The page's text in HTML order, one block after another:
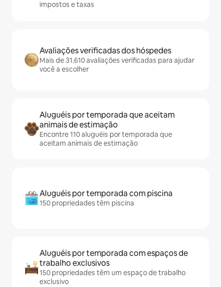
impostos e taxas
Avaliações verificadas dos hóspedes
Mais de 31.610 avaliações verificadas para ajudar
você a escolher
Aluguéis por temporada que aceitam
animais de estimação
Encontre 110 aluguéis por temporada que
aceitam animais de estimação
Aluguéis por temporada com piscina
150 propriedades têm piscina
Aluguéis por temporada com espaços de
trabalho exclusivos
150 propriedades têm um espaço de trabalho
exclusivo